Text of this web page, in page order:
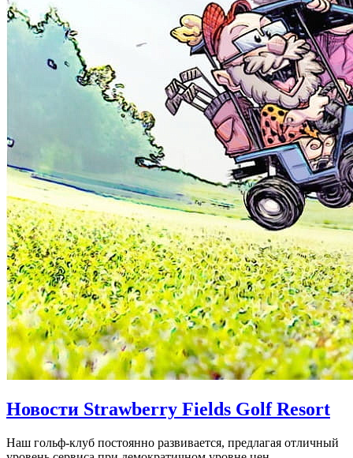
Новости Strawberry Fields Golf Resort
Наш гольф-клуб постоянно развивается, предлагая отличный